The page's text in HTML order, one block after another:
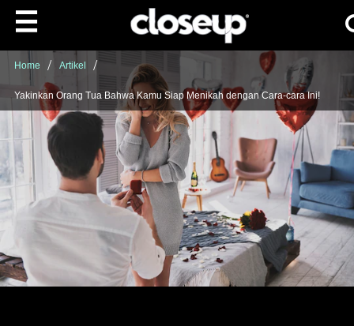
Skip to content
Home Artikel
Yakinkan Orang Tua Bahwa Kamu Siap Menikah dengan Cara-cara Ini!